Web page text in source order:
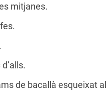
mitjanes.
de bacallà esqueixat al